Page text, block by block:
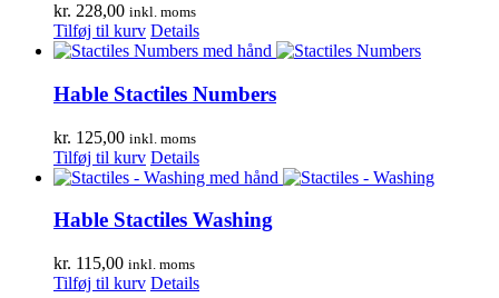
kr. 228,00 inkl. moms
Tilføj til kurv Details
Hable Stactiles Numbers
kr. 125,00 inkl. moms
Tilføj til kurv Details
Hable Stactiles Washing
kr. 115,00 inkl. moms
Tilføj til kurv Details